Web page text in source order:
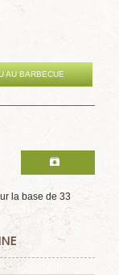
AU BARBECUE
la base de 33